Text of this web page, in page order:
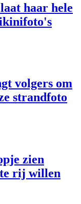
haar hele
volgers om
strandfoto
zien
rij willen